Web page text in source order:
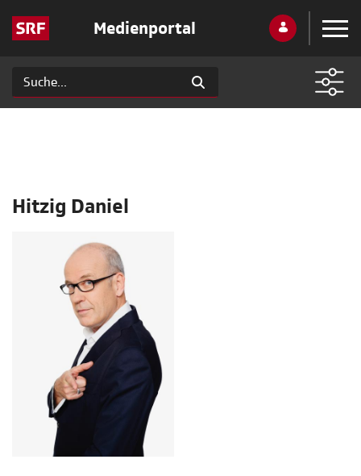
Medienportal
Hitzig Daniel